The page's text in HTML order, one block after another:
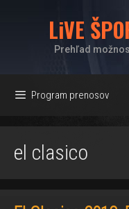
LiVE
Prehľad
Program prenosov
el clasico